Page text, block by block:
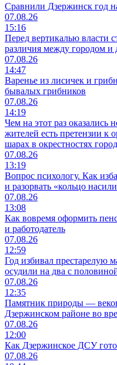
Сравнили Дзержинск год
07.08.26
15:16
Перед вертикалью власти
различия между городом
07.08.26
14:47
Варенье из лисичек и
бывалых грибников
07.08.26
14:19
Чем на этот раз оказались
жителей есть претензии к
шарах в окрестностях
07.08.26
13:19
Вопрос психологу. Как
и разорвать «кольцо
07.08.26
13:08
Как вовремя оформить
и работодатель
07.08.26
12:59
Год избивал престарелую
осудили на два с
07.08.26
12:35
Памятник природы —
Дзержинском районе во
07.08.26
12:00
Как Дзержинское ДСУ
07.08.26